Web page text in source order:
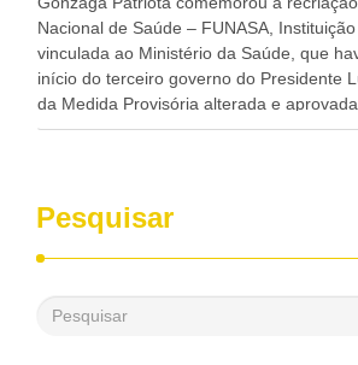
Nacional de Saúde – FUNASA,
vinculada ao Ministério da Saúde, que
início do terceiro governo do Presidente
da Medida Provisória alterada e
pelo Congresso Nacional. Gonzaga
desenvolvimento dos seus municípios e,
passado, essa Fundação distribuiu mais
reais, com suas maravilhosas ações,
saneamento básico, em pequenas
Patriota disse ainda que, mesmo sem
Pesquisar